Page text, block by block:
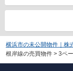
横浜市の未公開物件｜株
根岸線の売買物件 > 3ペ